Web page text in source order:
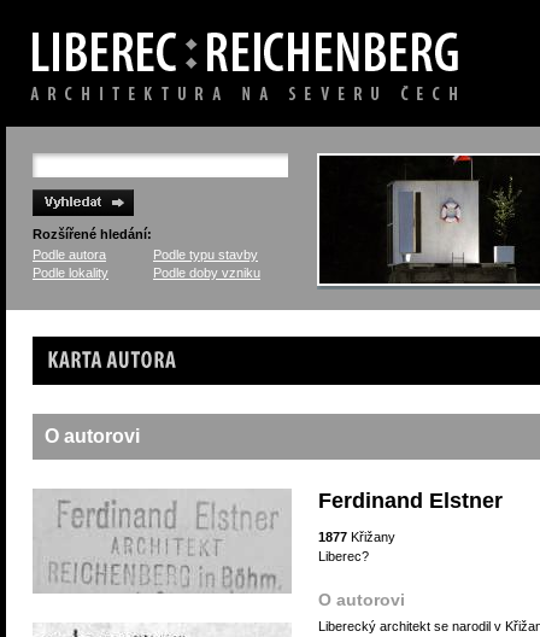
Rozšířené hledání:
Podle autora
Podle typu stavby
Podle lokality
Podle doby vzniku
Karta autora
O autorovi
Ferdinand Elstner
1877 Křižany
Liberec?
O autorovi
Liberecký architekt se narodil v